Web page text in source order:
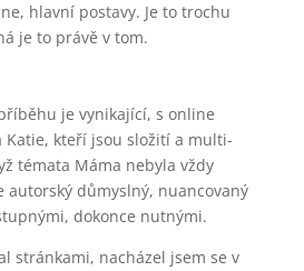
hlavní postavy. Je to trochu
je to právě v tom.
je vynikající, s online
Katie, kteří jsou složití a multi-
témata Máma nebyla vždy
autorský důmyslný, nuancovaný
dokonce nutnými.
stránkami, nacházel jsem se v